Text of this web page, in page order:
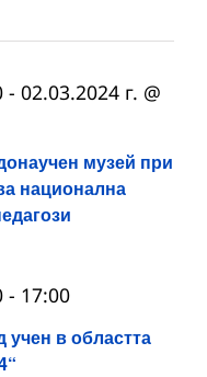
музей при
национална
- 02.03.2024 г. @
учен в областта
- 17:00